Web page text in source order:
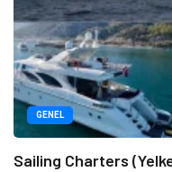
GENEL
Sailing Charters